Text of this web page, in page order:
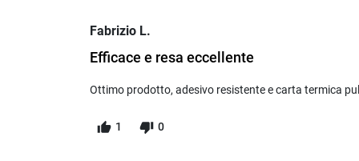
Fabrizio L.
Efficace e resa eccellente
Ottimo prodotto, adesivo resistente e carta termica
1 0